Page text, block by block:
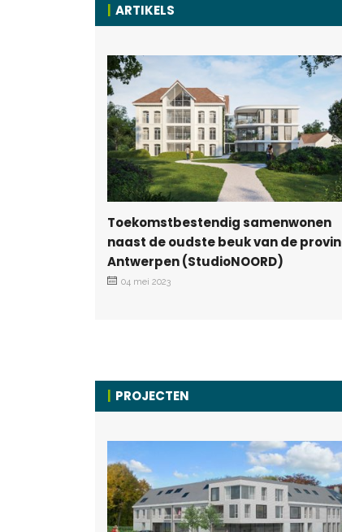
ARTIKELS
Toekomstbestendig samenwonen
naast de oudste beuk van de
Antwerpen (StudioNOORD)
04 mei 2023
PROJECTEN